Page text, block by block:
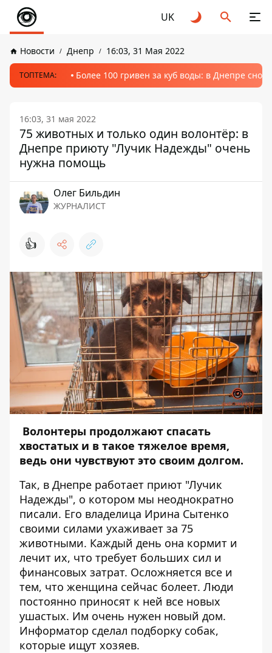
UK
Новости Днепр 16:03, 31 Мая 2022
ТОПТЕМА: Более 100 гривен за куб воды: в Днепре
16:03, 31 мая 2022
75 животных и только один волонтёр: в
Днепре приюту "Лучик Надежды" очень
нужна помощь
Олег Бильдин
ЖУРНАЛИСТ
👍
Волонтеры продолжают спасать
хвостатых и в такое тяжелое время,
ведь они чувствуют это своим долгом.
Так, в Днепре работает приют "Лучик
Надежды", о котором мы неоднократно
писали. Его владелица Ирина Сытенко
своими силами ухаживает за 75
животными. Каждый день она кормит и
лечит их, что требует больших сил и
финансовых затрат. Осложняется все и
тем, что женщина сейчас болеет. Люди
постоянно приносят к ней все новых
ушастых. Им очень нужен новый дом.
Информатор сделал подборку собак,
которые ищут хозяев.